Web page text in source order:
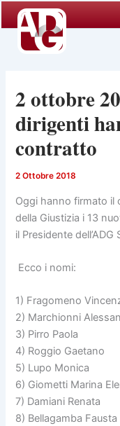
contenuto
2 ottobre
dirigenti
contratto
2 Ottobre 2018
Oggi hanno firmato il
della Giustizia i 13
il Presidente dell’ADG
Ecco i nomi:
1) Fragomeno
2) Marchionni
3) Pirro Paola
4) Roggio Gaetano
5) Lupo Monica
6) Giometti Marina
7) Damiani Renata
8) Bellagamba Fausta